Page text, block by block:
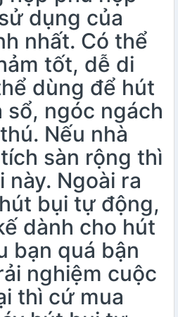
dụng của
nhất. Có thể
tốt, dễ di
dùng để hút
sổ, ngóc ngách
Nếu nhà
sàn rộng thì
này. Ngoài ra
bụi tự động,
dành cho hút
bạn quá bận
nghiệm cuộc
thì cứ mua